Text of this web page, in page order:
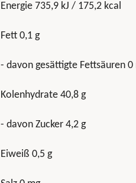
Energie 735,9 kJ / 175,2 kcal
Fett 0,1 g
- davon gesättigte Fettsäuren 0
Kolenhydrate 40,8 g
- davon Zucker 4,2 g
Eiweiß 0,5 g